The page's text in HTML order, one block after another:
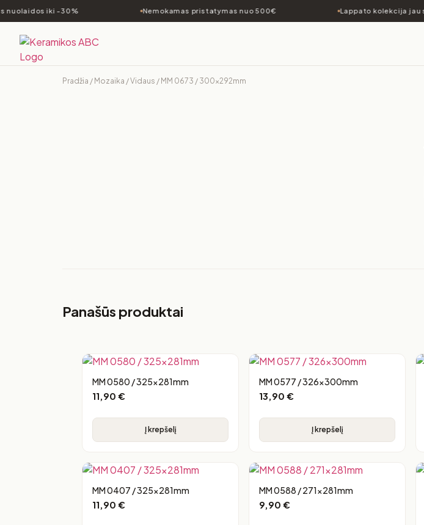
iki -30% Nemokamas pristatymas nuo 500€ Lappato kolekcija jau
Pradžia / Mozaika /Vidaus / MM 0673 / 300x292mm
Panašūs produktai
MM 0580 / 325x281mm
11,90 €
Į krepšelį
MM 0577 / 326x300mm
13,90 €
Į krepšelį
MM 0407 / 325x281mm
11,90 €
MM 0588 / 271x281mm
9,90 €